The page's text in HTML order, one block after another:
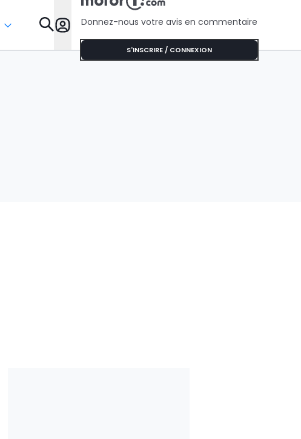
Donnez-nous votre avis en commentaire
S'INSCRIRE / CONNEXION